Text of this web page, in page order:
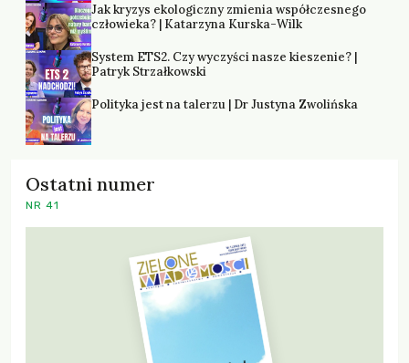
Jak kryzys ekologiczny zmienia współczesnego
człowieka? | Katarzyna Kurska-Wilk
System ETS2. Czy wyczyści nasze kieszenie? |
Patryk Strzałkowski
Polityka jest na talerzu | Dr Justyna Zwolińska
Ostatni numer
NR 41